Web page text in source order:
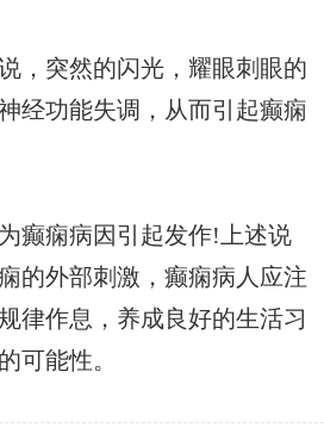
，突然的闪光，耀眼刺眼的
经功能失调，从而引起癫痫
癫痫病因引起发作!上述说
的外部刺激，癫痫病人应注
律作息，养成良好的生活习
可能性。